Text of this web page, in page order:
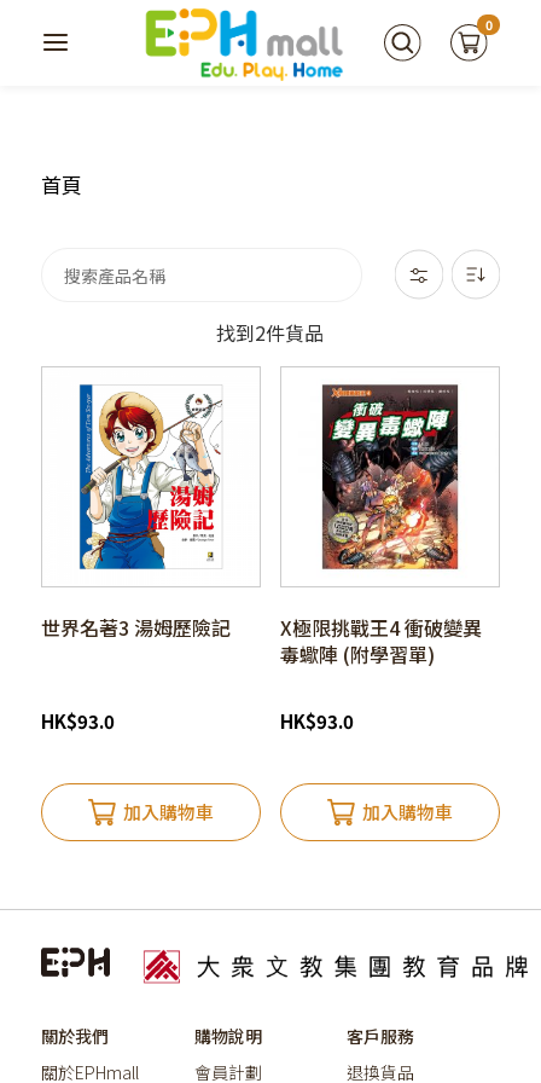
0
首頁
找到2件貨品
世界名著3 湯姆歷險記
HK$93.0
加入購物車
X極限挑戰王4 衝破變異
毒蠍陣 (附學習單)
HK$93.0
加入購物車
關於我們
關於EPHmall
購物說明
會員計劃
客戶服務
退換貨品